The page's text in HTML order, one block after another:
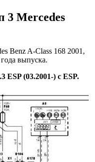
3 Mercedes
Benz A-Class 168 2001,
выпуска.
(03.2001-) c ESP.